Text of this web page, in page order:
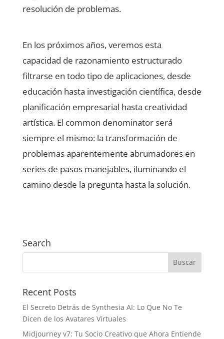
resolución de problemas.
En los próximos años, veremos esta
capacidad de razonamiento estructurado
filtrarse en todo tipo de aplicaciones, desde
educación hasta investigación científica, desde
planificación empresarial hasta creatividad
artística. El common denominator será
siempre el mismo: la transformación de
problemas aparentemente abrumadores en
series de pasos manejables, iluminando el
camino desde la pregunta hasta la solución.
Search
Recent Posts
El Secreto Detrás de Synthesia AI: Lo Que No Te
Dicen de los Avatares Virtuales
Midjourney v7: Tu Socio Creativo que Ahora Entiende